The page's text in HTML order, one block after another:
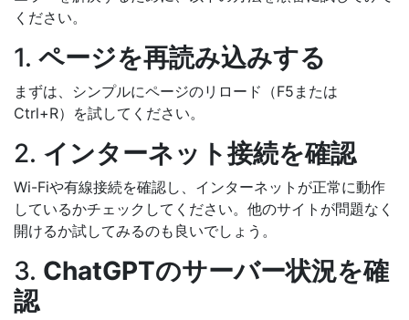
ください。
1. ページを再読み込みする
まずは、シンプルにページのリロード（F5または
Ctrl+R）を試してください。
2. インターネット接続を確認
Wi-Fiや有線接続を確認し、インターネットが正常に動作
しているかチェックしてください。他のサイトが問題なく
開けるか試してみるのも良いでしょう。
3. ChatGPTのサーバー状況を確
認